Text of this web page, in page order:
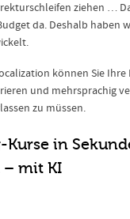
ziehen …
da. Deshalb haben
können Sie
und mehrsprachig
zu müssen.
in
– mit KI